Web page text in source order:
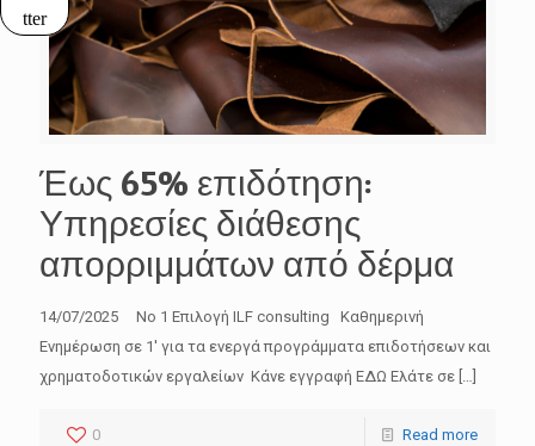
tter
Έως 65% επιδότηση:
Υπηρεσίες διάθεσης
απορριμμάτων από δέρμα
14/07/2025 No 1 Επιλογή ILF consulting Καθημερινή
Ενημέρωση σε 1′ για τα ενεργά προγράμματα επιδοτήσεων και
χρηματοδοτικών εργαλείων Κάνε εγγραφή ΕΔΩ Ελάτε σε
0 Read more